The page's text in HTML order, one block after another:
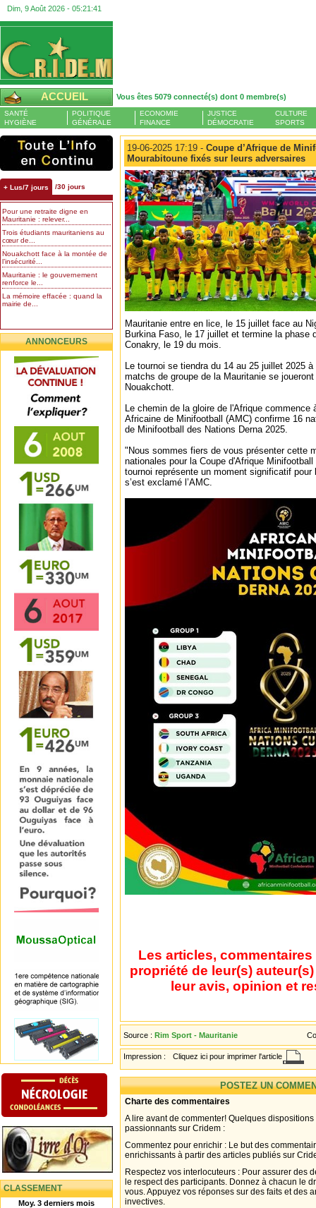
Dim, 9 Août 2026 - 05:21:42
ACCUEIL Vous êtes 5079 connecté(s) dont 0 membre(s)
SANTÉ
HYGIÈNE
POLITIQUE
GÉNÉRALE
ECONOMIE
FINANCE
JUSTICE
DÉMOCRATIE
CULTURE
SPORTS
+ Lus/7 jours /30 jours
Pour une retraite digne en
Mauritanie : relever...
Trois étudiants mauritaniens au
cœur de...
Nouakchott face à la montée de
l’insécurité...
Mauritanie : le gouvernement
renforce le...
La mémoire effacée : quand la
mairie de...
ANNONCEURS
CLASSEMENT
Moy. 3 derniers mois
19-06-2025 17:19 - Coupe d’Afrique de
Mourabitoune fixés sur leurs adversaires
Mauritanie entre en lice, le 15 juillet face au
Burkina Faso, le 17 juillet et termine la phase
Conakry, le 19 du mois.
Le tournoi se tiendra du 14 au 25 juillet 2025
matchs de groupe de la Mauritanie se
Nouakchott.
Le chemin de la gloire de l'Afrique commence
Africaine de Minifootball (AMC) confirme 16
de Minifootball des Nations Derna 2025.
"Nous sommes fiers de vous présenter cette
nationales pour la Coupe d'Afrique
tournoi représente un moment significatif
s’est exclamé l’AMC.
Les articles,
propriété de leur(s)
leur avis, opinion et
Source : Rim Sport - Mauritanie
Impression : Cliquez ici pour imprimer l'article
POSTEZ UN
Charte des commentaires
A lire avant de commenter! Quelques
passionnants sur Cridem :
Commentez pour enrichir : Le but des
enrichissants à partir des articles publiés sur
Respectez vos interlocuteurs : Pour assurer des
le respect des participants. Donnez à chacun le
vous. Appuyez vos réponses sur des faits et des
invectives.